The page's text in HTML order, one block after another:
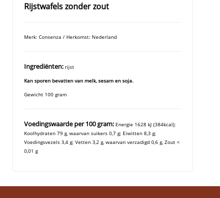
Rijstwafels zonder zout
Merk: Consenza / Herkomst: Nederland
Ingrediënten: rijst
Kan sporen bevatten van melk, sesam en soja.
Gewicht 100 gram
Voedingswaarde per 100 gram: Energie 1628 kJ (384kcal);
Koolhydraten 79 g, waarvan suikers 0,7 g; Eiwitten 8,3 g;
Voedingsvezels 3,4 g; Vetten 3,2 g, waarvan verzadigd 0,6 g, Zout <
0,01 g